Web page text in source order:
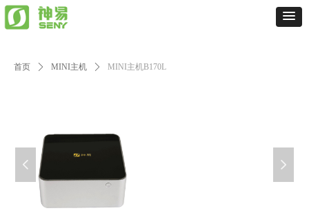
首页 ꄲ MINI主机 ꄲ MINI主机B170L
넳 넲